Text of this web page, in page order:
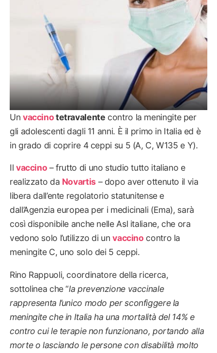
Un vaccinotetravalente contro la meningite per
gli adolescenti dagli 11 anni. È il primo in Italia ed è
in grado di coprire 4 ceppi su 5 (A, C, W135 e Y).
Il vaccino – frutto di uno studio tutto italiano e
realizzato da Novartis– dopo aver ottenuto il via
libera dall’ente regolatorio statunitense e
dall’Agenzia europea per i medicinali (Ema), sarà
così disponibile anche nelle Asl italiane, che ora
vedono solo l’utilizzo di unvaccino contro la
meningite C, uno solo dei 5 ceppi.
Rino Rappuoli, coordinatore della ricerca,
sottolinea che “la prevenzione vaccinale
rappresenta l’unico modo per sconfiggere la
meningite che in Italia ha una mortalità del 14% e
contro cui le terapie non funzionano, portando alla
morte o lasciando le persone con disabilità molto